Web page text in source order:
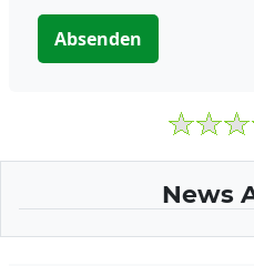
Absenden
News